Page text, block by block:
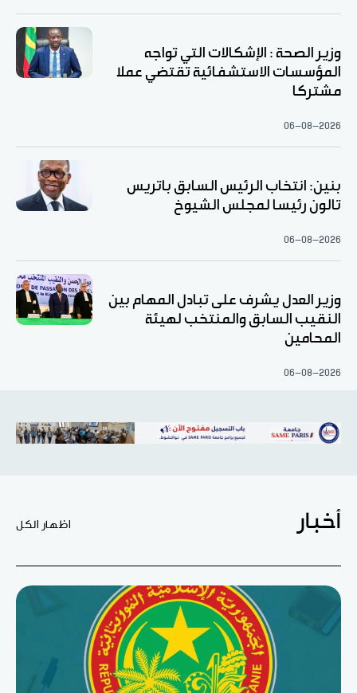
وزير الصحة : الإشكالات التي تواجه
المؤسسات الاستشفائية تقتضي عملا
مشتركا
06-08-2026
بنين: انتخاب الرئيس السابق باتريس
تالون رئيسا لمجلس الشيوخ
06-08-2026
وزير العدل يشرف على تبادل المهام بين
النقيب السابق والمنتخب لهيئة
المحامين
06-08-2026
أخبار اظهار الكل